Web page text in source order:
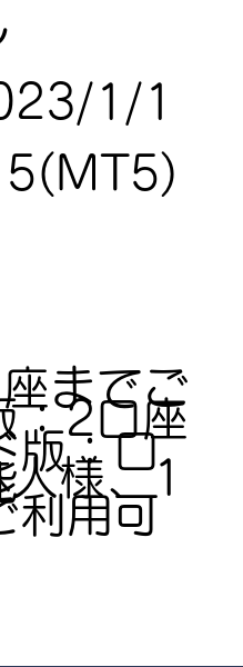
1/1
までご
：2口座
版：口
利用可
様、1